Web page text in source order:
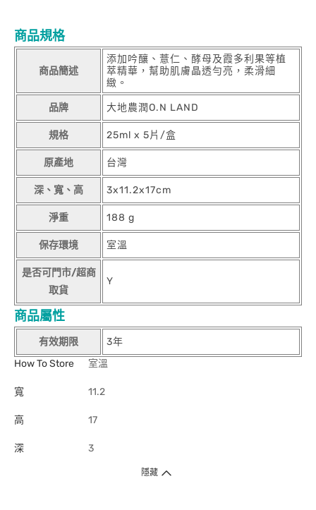
商品規格
商品簡述
添加吟釀、薏仁、酵母及霞多利果等植
萃精華，幫助肌膚晶透勻亮，柔滑細
緻。
品牌 大地農潤O.N LAND
規格 25ml x 5片/盒
原產地 台灣
深、寬、高 3x11.2x17cm
淨重 188 g
保存環境 室溫
是否可門市/超商
取貨
Y
商品屬性
有效期限
3年
How To Store
室溫
寬 11.2
高 17
深 3
隱藏